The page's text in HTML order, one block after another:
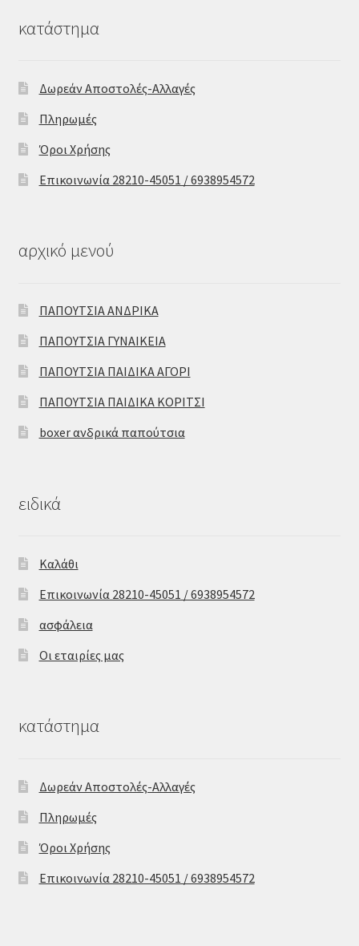
κατάστημα
Δωρεάν Αποστολές-Αλλαγές
Πληρωμές
Όροι Χρήσης
Επικοινωνία 28210-45051 / 6938954572
αρχικό μενού
ΠΑΠΟΥΤΣΙΑ ΑΝΔΡΙΚΑ
ΠΑΠΟΥΤΣΙΑ ΓΥΝΑΙΚΕΙΑ
ΠΑΠΟΥΤΣΙΑ ΠΑΙΔΙΚΑ ΑΓΟΡΙ
ΠΑΠΟΥΤΣΙΑ ΠΑΙΔΙΚΑ ΚΟΡΙΤΣΙ
boxer ανδρικά παπούτσια
ειδικά
Καλάθι
Επικοινωνία 28210-45051 / 6938954572
ασφάλεια
Οι εταιρίες μας
κατάστημα
Δωρεάν Αποστολές-Αλλαγές
Πληρωμές
Όροι Χρήσης
Επικοινωνία 28210-45051 / 6938954572